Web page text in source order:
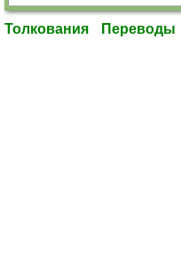
Толкования Переводы